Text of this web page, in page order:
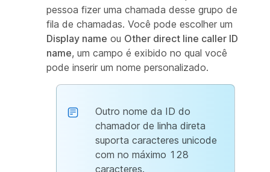
pessoa fizer uma chamada desse grupo de
fila de chamadas. Você pode escolher um
Display name ou Other direct line caller ID
name, um campo é exibido no qual você
pode inserir um nome personalizado.
Outro nome da ID do
chamador de linha direta
suporta caracteres unicode
com no máximo 128
caracteres.